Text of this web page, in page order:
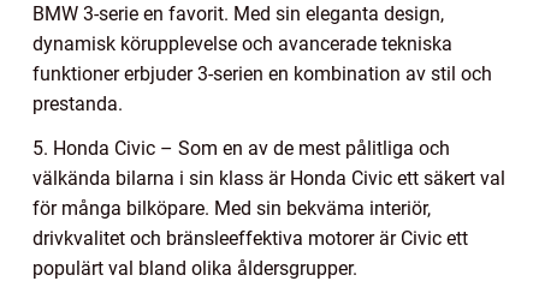
BMW 3-serie en favorit. Med sin eleganta design,
dynamisk körupplevelse och avancerade tekniska
funktioner erbjuder 3-serien en kombination av stil och
prestanda.
5. Honda Civic – Som en av de mest pålitliga och
välkända bilarna i sin klass är Honda Civic ett säkert val
för många bilköpare. Med sin bekväma interiör,
drivkvalitet och bränsleeffektiva motorer är Civic ett
populärt val bland olika åldersgrupper.